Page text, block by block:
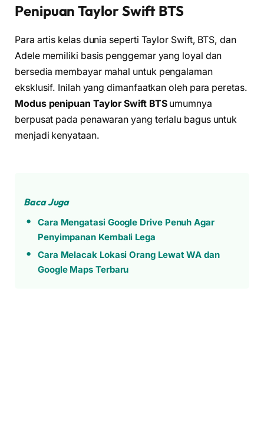
Penipuan Taylor Swift BTS
Para artis kelas dunia seperti Taylor Swift, BTS, dan
Adele memiliki basis penggemar yang loyal dan
bersedia membayar mahal untuk pengalaman
eksklusif. Inilah yang dimanfaatkan oleh para peretas.
Modus penipuan Taylor Swift BTSumumnya
berpusat pada penawaran yang terlalu bagus untuk
menjadi kenyataan.
Baca Juga
Cara Mengatasi Google Drive Penuh Agar
Penyimpanan Kembali Lega
Cara Melacak Lokasi Orang Lewat WA dan
Google Maps Terbaru